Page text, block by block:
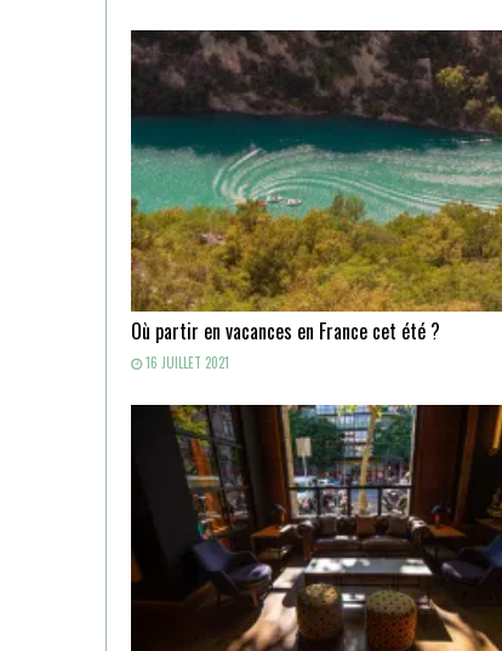
Où partir en vacances en France cet été ?
16 JUILLET 2021